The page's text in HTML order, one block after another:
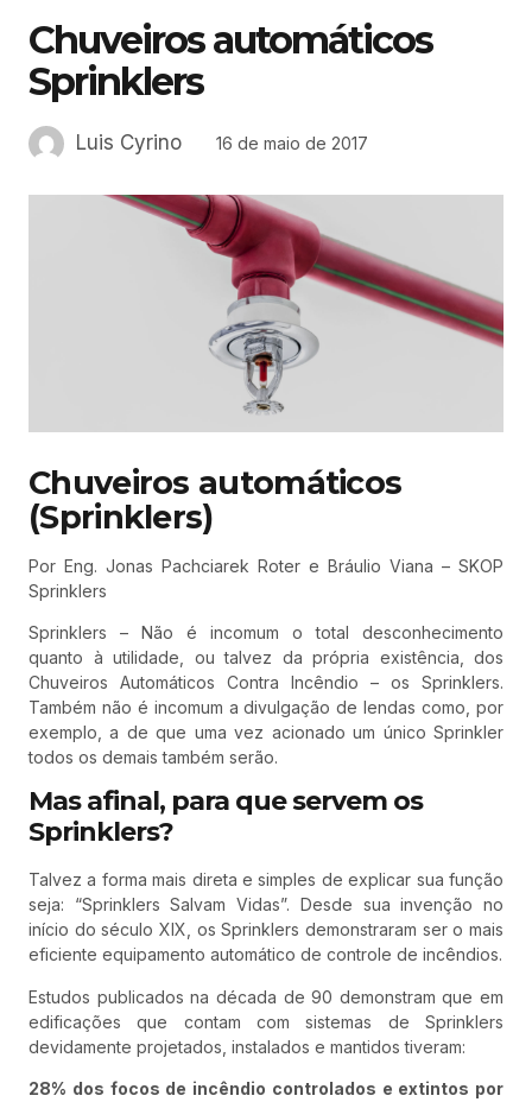
Chuveiros automáticos
Sprinklers
Luis Cyrino 16 de maio de 2017
Chuveiros automáticos
(Sprinklers)
Por Eng. Jonas Pachciarek Roter e Bráulio Viana – SKOP
Sprinklers
Sprinklers – Não é incomum o total desconhecimento
quanto à utilidade, ou talvez da própria existência, dos
Chuveiros Automáticos Contra Incêndio – os Sprinklers.
Também não é incomum a divulgação de lendas como, por
exemplo, a de que uma vez acionado um único Sprinkler
todos os demais também serão.
Mas afinal, para que servem os
Sprinklers?
Talvez a forma mais direta e simples de explicar sua função
seja: “Sprinklers Salvam Vidas”. Desde sua invenção no
início do século XIX, os Sprinklers demonstraram ser o mais
eficiente equipamento automático de controle de incêndios.
Estudos publicados na década de 90 demonstram que em
edificações que contam com sistemas de Sprinklers
devidamente projetados, instalados e mantidos tiveram:
28% dos focos de incêndio controlados e extintos por